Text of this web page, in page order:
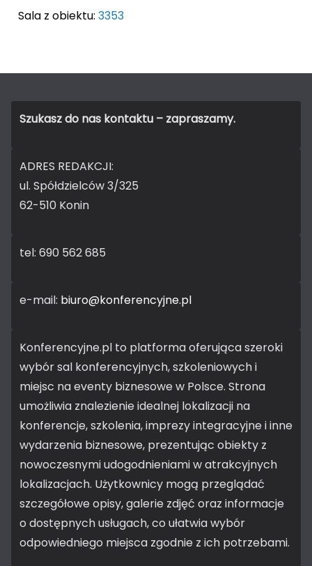
Sala z obiektu: 3353
Szukasz do nas kontaktu – zapraszamy.
ADRES REDAKCJI:
ul. Spółdzielców 3/325
62-510 Konin
tel: 690 562 685
e-mail: biuro@konferencyjne.pl
Konferencyjne.pl to platforma oferująca szeroki
wybór sal konferencyjnych, szkoleniowych i
miejsc na eventy biznesowe w Polsce. Strona
umożliwia znalezienie idealnej lokalizacji na
konferencje, szkolenia, imprezy integracyjne i inne
wydarzenia biznesowe, prezentując obiekty z
nowoczesnymi udogodnieniami w atrakcyjnych
lokalizacjach. Użytkownicy mogą przeglądać
szczegółowe opisy, galerie zdjęć oraz informacje
o dostępnych usługach, co ułatwia wybór
odpowiedniego miejsca zgodnie z ich potrzebami.